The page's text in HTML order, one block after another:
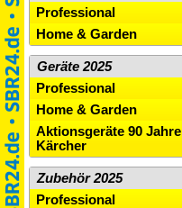
Professional
Home & Garden
Geräte 2025
Professional
Home & Garden
Aktionsgeräte 90 Jahre
Kärcher
Zubehör 2025
Professional